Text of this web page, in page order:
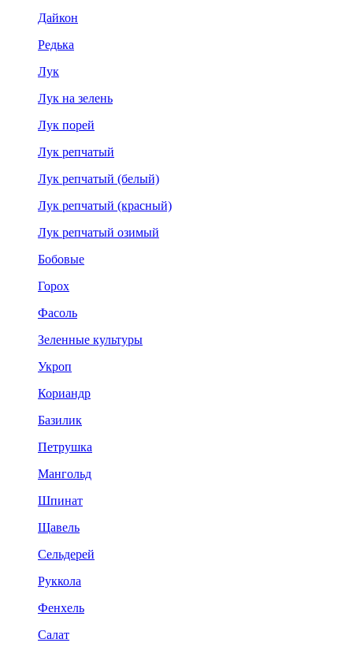
Дайкон
Редька
Лук
Лук на зелень
Лук порей
Лук репчатый
Лук репчатый (белый)
Лук репчатый (красный)
Лук репчатый озимый
Бобовые
Горох
Фасоль
Зеленные культуры
Укроп
Кориандр
Базилик
Петрушка
Мангольд
Шпинат
Щавель
Сельдерей
Руккола
Фенхель
Салат